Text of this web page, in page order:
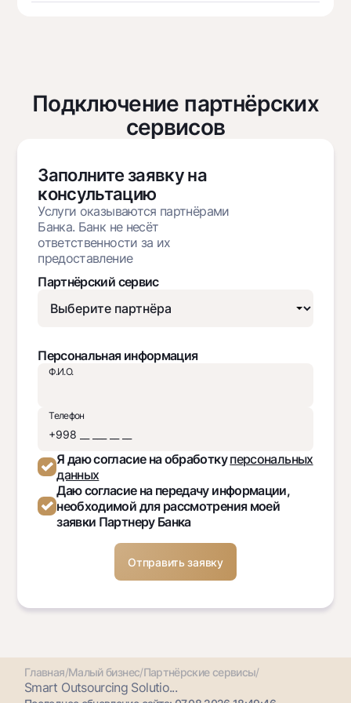
Подключение партнёрских
сервисов
Заполните заявку на
консультацию
Услуги оказываются партнёрами
Банка. Банк не несёт
ответственности за их
предоставление
Партнёрский сервис
Персональная информация
Ф.И.О.
Телефон
Я даю согласие на обработкуперсональных
данных
Даю согласие на передачу информации,
необходимой для рассмотрения моей
заявки Партнеру Банка
Главная/Малый бизнес/Партнёрские сервисы/
Smart Outsourcing Solutio...